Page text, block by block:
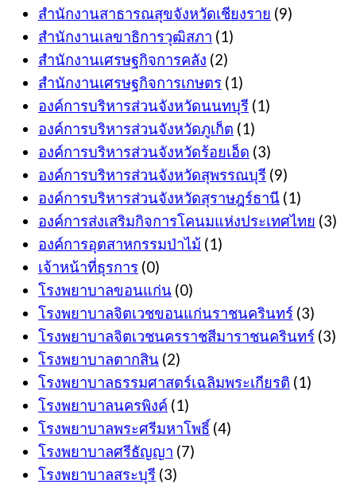
สำนักงานสาธารณสุขจังหวัดเชียงราย (9)
สำนักงานเลขาธิการวุฒิสภา (1)
สำนักงานเศรษฐกิจการคลัง (2)
สำนักงานเศรษฐกิจการเกษตร (1)
องค์การบริหารส่วนจังหวัดนนทบุรี (1)
องค์การบริหารส่วนจังหวัดภูเก็ต (1)
องค์การบริหารส่วนจังหวัดร้อยเอ็ด (3)
องค์การบริหารส่วนจังหวัดสุพรรณบุรี (9)
องค์การบริหารส่วนจังหวัดสุราษฎร์ธานี (1)
องค์การส่งเสริมกิจการโคนมแห่งประเทศไทย (3)
องค์การอุตสาหกรรมป่าไม้ (1)
เจ้าหน้าที่ธุรการ (0)
โรงพยาบาลขอนแก่น (0)
โรงพยาบาลจิตเวชขอนแก่นราชนครินทร์ (3)
โรงพยาบาลจิตเวชนครราชสีมาราชนครินทร์ (3)
โรงพยาบาลตากสิน (2)
โรงพยาบาลธรรมศาสตร์เฉลิมพระเกียรติ (1)
โรงพยาบาลนครพิงค์ (1)
โรงพยาบาลพระศรีมหาโพธิ์ (4)
โรงพยาบาลศรีธัญญา (7)
โรงพยาบาลสระบุรี (3)